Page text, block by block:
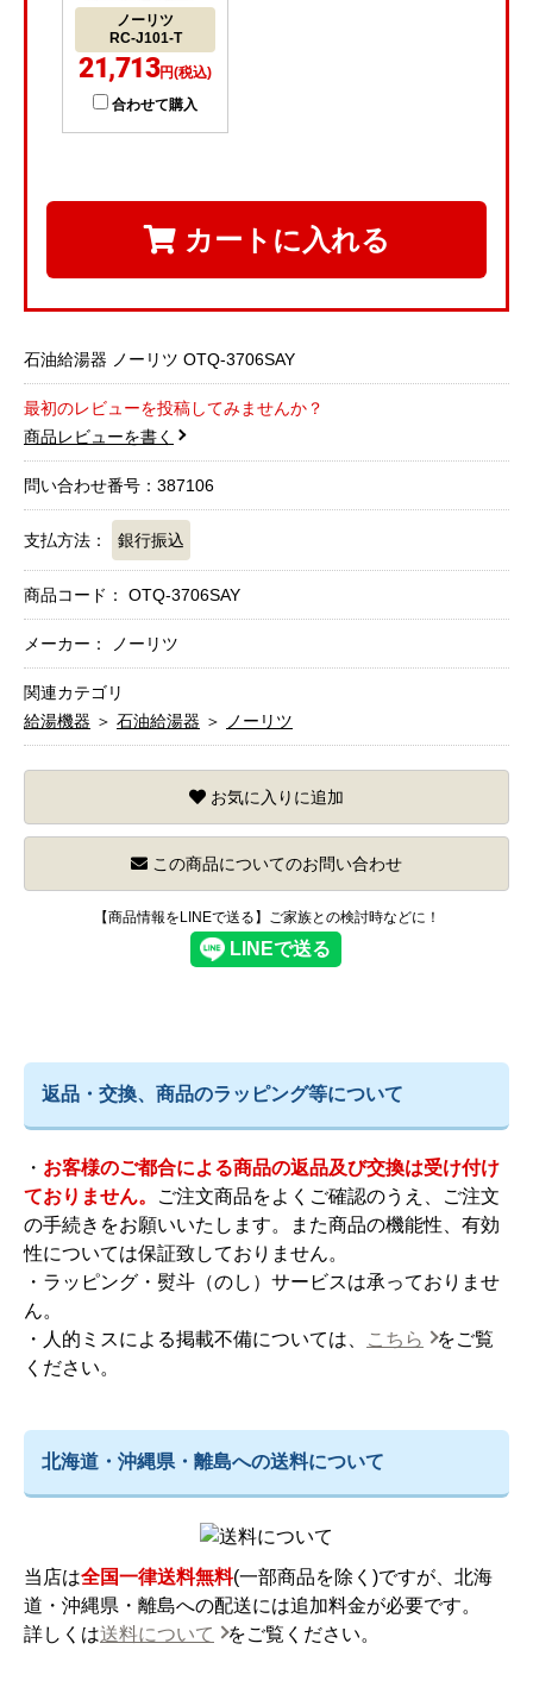
ノーリツ
RC-J101-T
21,713円(税込)
合わせて購入
カートに入れる
石油給湯器 ノーリツ OTQ-3706SAY
最初のレビューを投稿してみませんか？
商品レビューを書く
問い合わせ番号：387106
支払方法： 銀行振込
商品コード： OTQ-3706SAY
メーカー： ノーリツ
関連カテゴリ
給湯機器 ＞ 石油給湯器 ＞ ノーリツ
お気に入りに追加
この商品についてのお問い合わせ
【商品情報をLINEで送る】ご家族との検討時などに！
返品・交換、商品のラッピング等について
・ お客様のご都合による商品の返品及び交換は受け付け
ておりません。
ご注文商品をよくご確認のうえ、ご注文
の手続きをお願いいたします。また商品の機能性、有効
性については保証致しておりません。
・ラッピング・熨斗（のし）サービスは承っておりませ
ん。
・人的ミスによる掲載不備については、
こちら
をご覧
ください。
北海道・沖縄県・離島への送料について
当店は全国一律送料無料(一部商品を除く)ですが、北海
道・沖縄県・離島への配送には追加料金が必要です。
詳しくは送料について をご覧ください。